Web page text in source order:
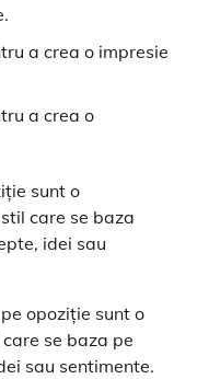
a crea o impresie
a crea o
sunt o
care se baza
idei sau
opoziție sunt o
se baza pe
sau sentimente.